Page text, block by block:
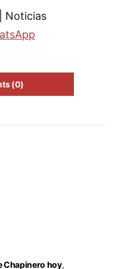
Chapinero hoy,
| Noticias
(0)